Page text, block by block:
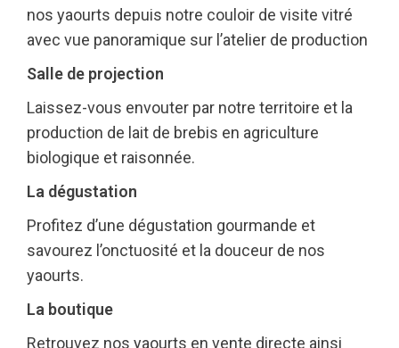
nos yaourts depuis notre couloir de visite vitré
avec vue panoramique sur l’atelier de production
Salle de projection
Laissez-vous envouter par notre territoire et la
production de lait de brebis en agriculture
biologique et raisonnée.
La dégustation
Profitez d’une dégustation gourmande et
savourez l’onctuosité et la douceur de nos
yaourts.
La boutique
Retrouvez nos yaourts en vente directe ainsi